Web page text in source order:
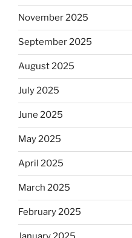
November 2025
September 2025
August 2025
July 2025
June 2025
May 2025
April 2025
March 2025
February 2025